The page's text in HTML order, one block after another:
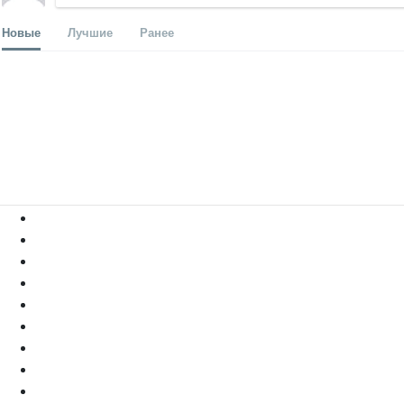
Новые Лучшие Ранее